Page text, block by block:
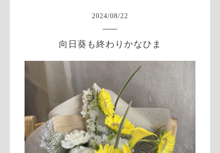
2024/08/22
向日葵も終わりかなひま